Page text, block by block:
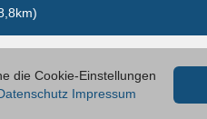
Inserieren
die Cookie-Einstellungen
Impressum